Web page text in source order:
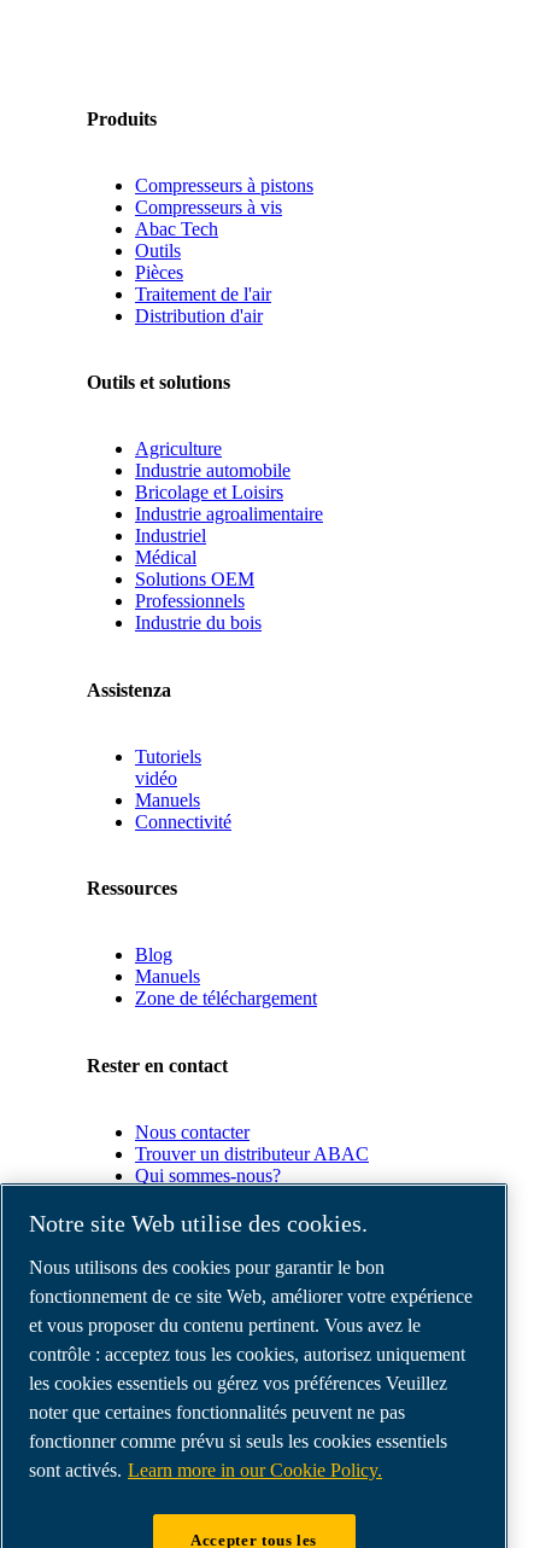
Produits
Compresseurs à pistons
Compresseurs à vis
Abac Tech
Outils
Pièces
Traitement de l'air
Distribution d'air
Outils et solutions
Agriculture
Industrie automobile
Bricolage et Loisirs
Industrie agroalimentaire
Industriel
Médical
Solutions OEM
Professionnels
Industrie du bois
Assistenza
Tutoriels
vidéo
Manuels
Connectivité
Ressources
Blog
Manuels
Zone de téléchargement
Rester en contact
Nous contacter
Trouver un distributeur ABAC
Qui sommes-nous?
Partenaires
Espace
Partenaires
commerciaux
E-
Connect
2.0
Portal
Notre site Web utilise des cookies.
Nous utilisons des cookies pour garantir le bon
fonctionnement de ce site Web, améliorer votre expérience
et vous proposer du contenu pertinent. Vous avez le
contrôle : acceptez tous les cookies, autorisez uniquement
les cookies essentiels ou gérez vos préférences Veuillez
noter que certaines fonctionnalités peuvent ne pas
fonctionner comme prévu si seuls les cookies essentiels
sont activés. Learn more in our Cookie Policy.
Accepter tous les